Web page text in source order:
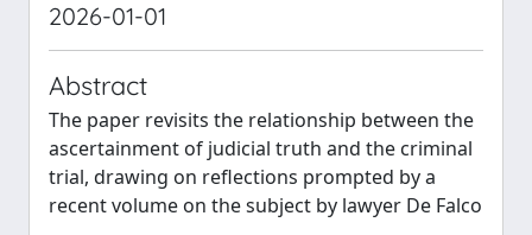
2026-01-01
Abstract
The paper revisits the relationship between the
ascertainment of judicial truth and the criminal
trial, drawing on reflections prompted by a
recent volume on the subject by lawyer De Falco